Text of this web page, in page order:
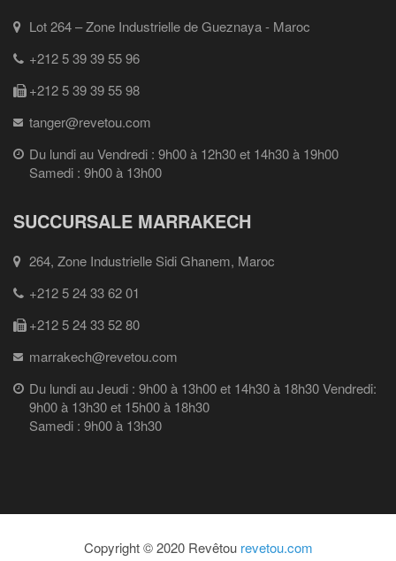
Lot 264 – Zone Industrielle de Gueznaya - Maroc
+212 5 39 39 55 96
+212 5 39 39 55 98
tanger@revetou.com
Du lundi au Vendredi : 9h00 à 12h30 et 14h30 à 19h00
Samedi : 9h00 à 13h00
SUCCURSALE MARRAKECH
264, Zone Industrielle Sidi Ghanem, Maroc
+212 5 24 33 62 01
+212 5 24 33 52 80
marrakech@revetou.com
Du lundi au Jeudi : 9h00 à 13h00 et 14h30 à 18h30 Vendredi:
9h00 à 13h30 et 15h00 à 18h30
Samedi : 9h00 à 13h30
Copyright © 2020 Revêtou revetou.com